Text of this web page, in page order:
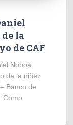
la
de CAF
Noboa
de la niñez
Banco de
Como